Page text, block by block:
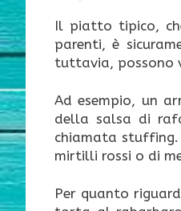
Il piatto tipico,
parenti, è
tuttavia, possono
Ad esempio, un
della salsa di
chiamata stuffing.
mirtilli rossi o di
Per quanto